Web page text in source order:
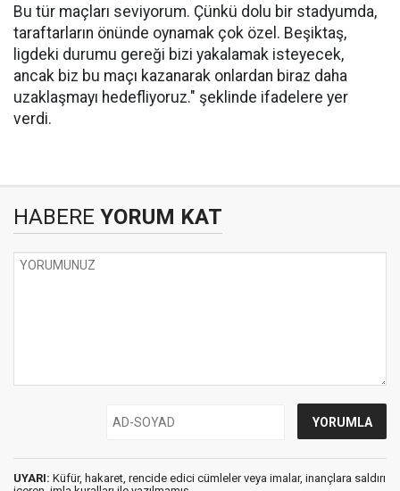
Bu tür maçları seviyorum. Çünkü dolu bir stadyumda,
taraftarların önünde oynamak çok özel. Beşiktaş,
ligdeki durumu gereği bizi yakalamak isteyecek,
ancak biz bu maçı kazanarak onlardan biraz daha
uzaklaşmayı hedefliyoruz." şeklinde ifadelere yer
verdi.
HABERE YORUM KAT
UYARI: Küfür, hakaret, rencide edici cümleler veya imalar, inançlara saldırı